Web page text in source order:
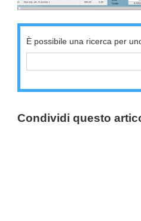
È possibile una ricerca per
Condividi questo